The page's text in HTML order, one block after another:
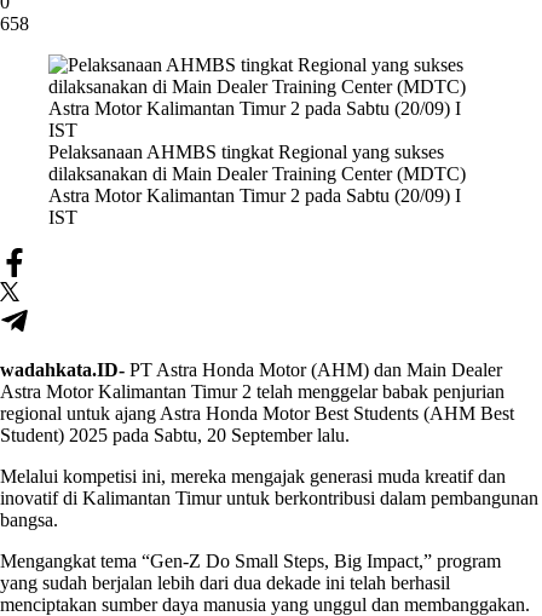
658
Pelaksanaan AHMBS tingkat Regional yang sukses
dilaksanakan di Main Dealer Training Center (MDTC)
Astra Motor Kalimantan Timur 2 pada Sabtu (20/09) I
IST
wadahkata.ID- PT Astra Honda Motor (AHM) dan Main Dealer
Astra Motor Kalimantan Timur 2 telah menggelar babak penjurian
regional untuk ajang Astra Honda Motor Best Students (AHM Best
Student) 2025 pada Sabtu, 20 September lalu.
Melalui kompetisi ini, mereka mengajak generasi muda kreatif dan
inovatif di Kalimantan Timur untuk berkontribusi dalam pembangunan
bangsa.
Mengangkat tema “Gen-Z Do Small Steps, Big Impact,” program
yang sudah berjalan lebih dari dua dekade ini telah berhasil
menciptakan sumber daya manusia yang unggul dan membanggakan.